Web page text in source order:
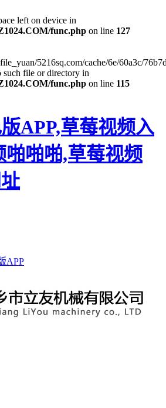
left on device in
func.php on line 127
5216sq.com/cache/6e/60a3c/
such file or directory in
func.php on line 115
APP,草莓视频入
啪啪啪,草莓视频
APP